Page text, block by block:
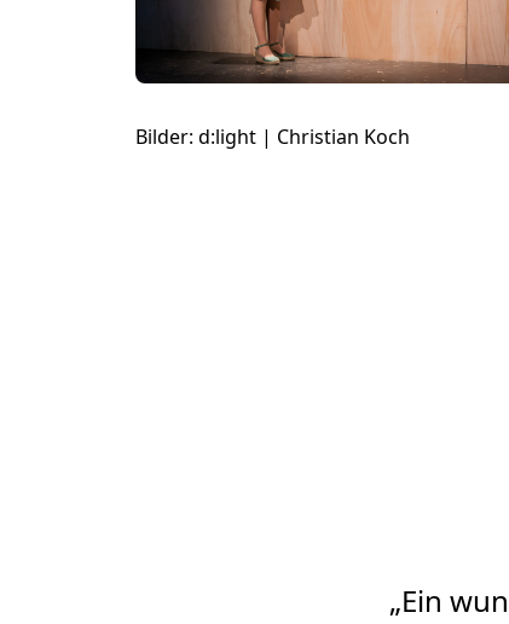
Bilder: d:light | Christian Koch
„Ein